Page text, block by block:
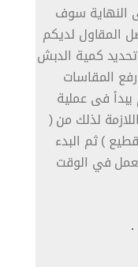
النهاية سوف
المقاول لديكم
كمية الدبش
المقاسات
يبدأ فى عملية
لذلك من (
) ثم البدء
في الوقت
.